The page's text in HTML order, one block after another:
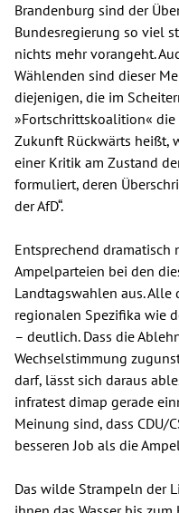
Brandenburg sind der
Bundesregierung so viel
nichts mehr vorangeht.
Wählenden sind dieser
diejenigen, die im
»Fortschrittskoalition«
Zukunft Rückwärts heißt,
einer Kritik am Zustand
formuliert, deren
der AfD“.
Entsprechend dramatisch
Ampelparteien bei den
Landtagswahlen aus. Alle
regionalen Spezifika wie
– deutlich. Dass die
Wechselstimmung
darf, lässt sich daraus
infratest dimap gerade
Meinung sind, dass CDU/
besseren Job als die
Das wilde Strampeln der